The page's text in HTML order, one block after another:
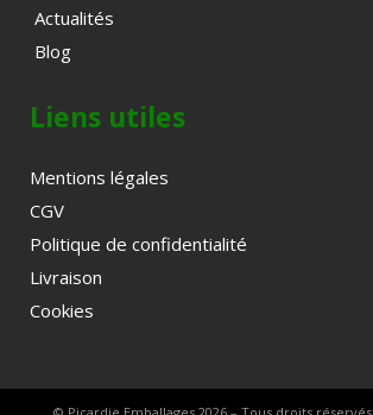
Actualités
Blog
Liens utiles
Mentions légales
CGV
Politique de confidentialité
Livraison
Cookies